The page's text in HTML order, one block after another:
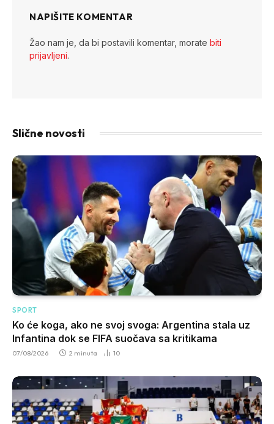
NAPIŠITE KOMENTAR
Žao nam je, da bi postavili komentar, morate biti
prijavljeni.
Slične novosti
SPORT
Ko će koga, ako ne svoj svoga: Argentina stala uz
Infantina dok se FIFA suočava sa kritikama
07/08/2026 2 minuta 10